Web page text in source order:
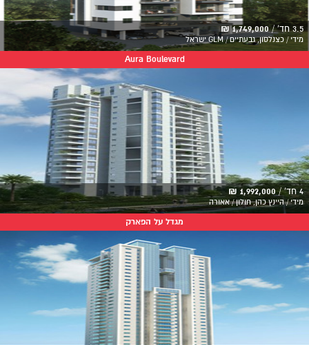
3.5 חד' / 1,749,000 ₪
מידי / כצנלסון, גבעתיים / GLM ישראל
Aura Boulevard
4 חד' / 1,992,000 ₪
מידי / היינץ כהן, חולון / אאורה
מגדל על הפארק